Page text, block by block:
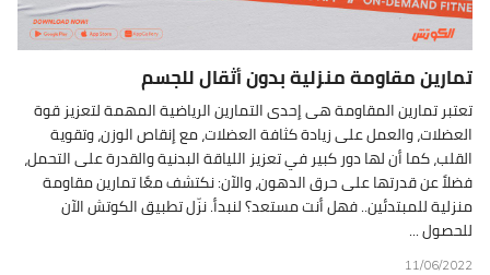
تمارين مقاومة منزلية بدون أثقال للجسم
تعتبر تمارين المقاومة هى إحدى التمارين الرياضية المهمة لتعزيز قوة
العضلات، والعمل على زيادة كثافة العضلات، مع إنقاص الوزن، وتقوية
القلب، كما أن لها دور كبير في تعزيز اللياقة البدنية والقدرة على التحمل،
فضلاً عن قدرتها على حرق الدهون، والآن: نكتشف معًا تمارين مقاومة
منزلية للمبتدئين.. فهل أنت مستعد؟ لنبدأ. نزّل تطبيق الكوتش الآن
للحصول ...
11/06/2022